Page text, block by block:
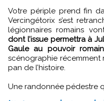
Votre périple prend fin
Vercingétorix s’est
légionnaires romains
dont l’issue permettra à
Gaule au pouvoir romain
scénographie récemment
pan de l’histoire.
Une randonnée pédestre